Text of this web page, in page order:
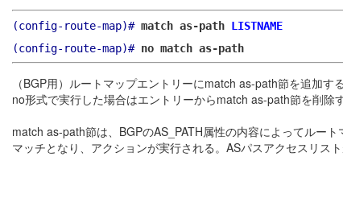
(config-route-map)# match as-path LISTNAME
(config-route-map)# no match as-path
（BGP用）ルートマップエントリーにmatch as-path節を追加する
no形式で実行した場合はエントリーからmatch as-path節を削除す
match as-path節は、BGPのAS_PATH属性の内容によってルー
マッチとなり、アクションが実行される。ASパスアクセスリス